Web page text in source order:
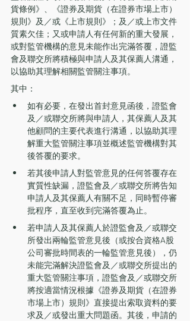
貨條例》、《證券及期貨（在證券市場上市）
規則》及／或《上市規則》；及／或上市文件
質素欠佳；又或申請人有任何新的重大發展，
或對監管機構的意見未能作出完滿答覆，證監
會及聯交所將積極與申請人及其保薦人溝通，
以協助其理解相關監管關注事項。
其中：
如有必要，在發出首封意見函後，證監會
及／或聯交所將與申請人，其保薦人及其
他顧問的主要代表進行溝通，以協助其理
解重大監管關注事項並概述監管機構對其
後答覆的要求。
若其後申請人對監管意見的任何答覆存在
實質性缺漏，證監會及／或聯交所將告知
申請人及其保薦人有關不足，同時暫停審
批程序，直至收到完滿答覆為止。
若申請人及其保薦人於證監會及／或聯交
所發出兩輪監管意見後（或按合資格A股
公司審批時間表的一輪監管意見後），仍
未能完滿解決證監會及／或聯交所提出的
重大監管關注事項，證監會及／或聯交所
將按適當情況根據《證券及期貨（在證券
市場上市）規則》直接提出索取資料的要
求及／或發出重大問題函。其後，申請的